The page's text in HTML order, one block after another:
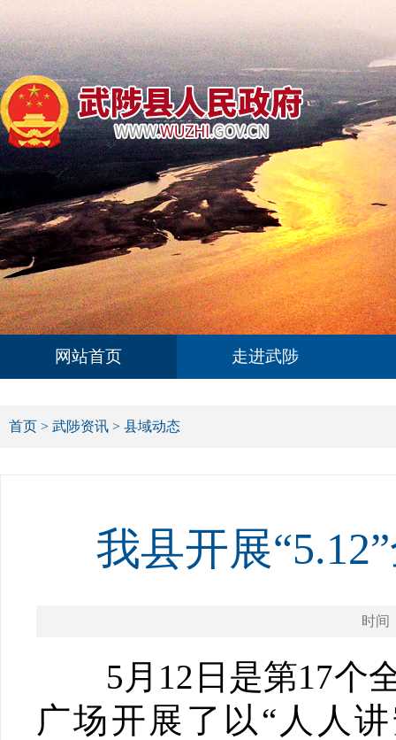
网站首页 走进武陟
首页 > 武陟资讯 > 县域动态
我县开展
时间
5月12日是第17个全
广场开展了以“人人